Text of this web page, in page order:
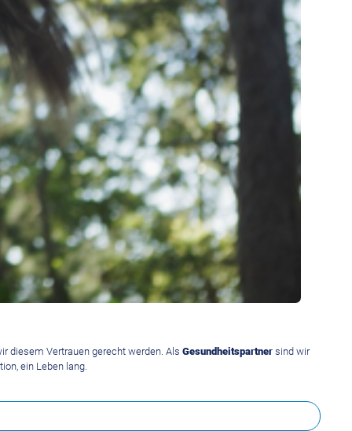
diesem Vertrauen gerecht werden. Als Gesundheitspartner sind wir
ein Leben lang.